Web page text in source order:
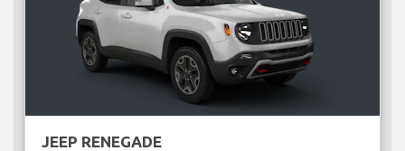
JEEP RENEGADE